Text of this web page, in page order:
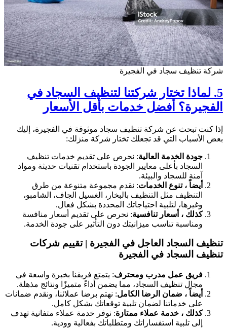
شركة تنظيف سجاد في الفجيرة
5. لماذا تختار شركتنا لتنظيف السجاد في
الفجيرة؟ أفضل خدمات بأقل الأسعار
إذا كنت تبحث عن شركة تنظيف سجاد موثوقة في الفجيرة، إليك
بعض الأسباب التي قد تجعلك تختار شركة منزلك:
جودة الخدمة العالية: نحرص على تقديم خدمات تنظيف
السجاد بأعلى معايير الجودة باستخدام تقنيات حديثة ومواد
آمنة للسجاد والبيئة.
أيضاً ، تنوع الخدمات: نقدم مجموعة متنوعة من طرق
التنظيف مثل التنظيف بالبخار، الغسيل الجاف، الشامبو،
وغيرها، لتلبية احتياجاتك المحددة بشكل فعال.
كذلك ، أسعار تنافسية: نحرص على تقديم أسعار منافسة
ومناسبة تناسب ميزانيتك دون التأثير على جودة الخدمة.
تنظيف السجاد العاجل في الفجيرة | تقييم شركات
تنظيف السجاد في الفجيرة
فريق عمل مدرب ومحترف: يتمتع فريقنا بخبرة واسعة في
مجال تنظيف السجاد، مما يضمن أداءً متميزًا ونتائج مذهلة.
أيضاً ، ضمان الرضا الكامل: نهتم برضا عملائنا، ونقدم ضمانات
على خدماتنا لضمان تلبية توقعاتك بشكل كامل.
كذلك ، خدمة عملاء ممتازة: نوفر خدمة عملاء متفانية تهدف
إلى تلبية استفساراتك ومتطلباتك بفعالية وودية.